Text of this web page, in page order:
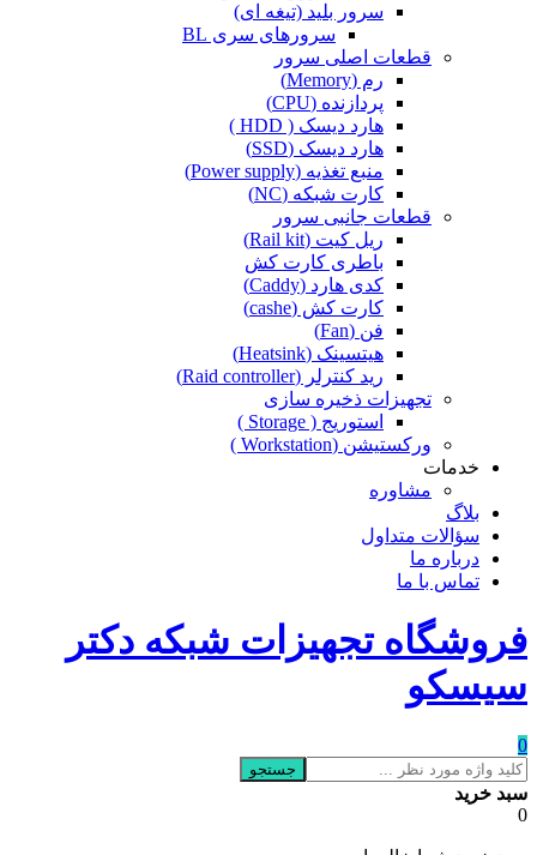
سرور بلید (تیغه ای)
سرورهای سری BL
قطعات اصلی سرور
رم (Memory)
پردازنده (CPU)
هارد دیسک ( HDD )
هارد دیسک (SSD)
منبع تغذیه (Power supply)
کارت شبکه (NC)
قطعات جانبی سرور
ریل کیت (Rail kit)
باطری کارت کش
کدی هارد (Caddy)
کارت کش (cashe)
فن (Fan)
هیتسینک (Heatsink)
رید کنترلر (Raid controller)
تجهیزات ذخیره سازی
استوریج ( Storage )
ورکستیشن (Workstation )
خدمات
مشاوره
بلاگ
سؤالات متداول
درباره ما
تماس با ما
فروشگاه تجهیزات شبکه دکتر
سیسکو
0
جستجو
سبد خرید
0